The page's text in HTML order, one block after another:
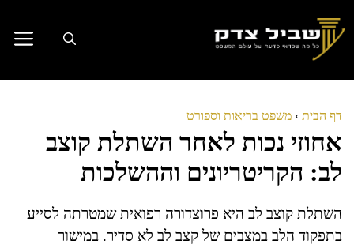
לתוכן
דף הבית › משפט בריאות וספורט
אחוזי נכות לאחר השתלת קוצב
לב: הקריטריונים וההשלכות
השתלת קוצב לב היא פרוצדורה רפואית שמטרתה לסייע
בתפקוד הלב במצבים של קצב לב לא סדיר. במישור